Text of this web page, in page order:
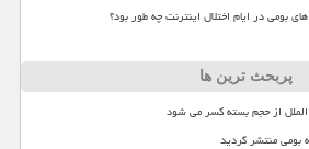
بومی در ایام اختلال اینترنت چه طور بود؟
پربحث ترین ها
از حجم بسته کسر می شود
بومی منتشر گردید